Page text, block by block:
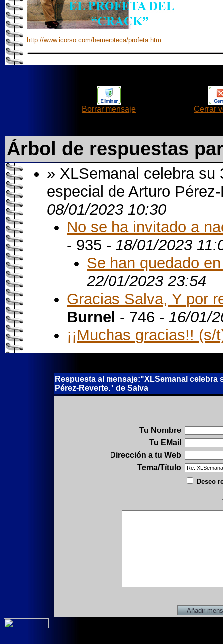
http://www.icorso.com/hemeroteca/profeta.htm
Borrar mensaje Cerrar
Árbol de respuestas
» XLSemanal celebra su
especial de Arturo
08/01/2023 10:30
No se ha invitado a
- 935 - 18/01/2023
Se han quedado
22/01/2023 23:54
Gracias Salva, Y por
Burnel - 746 - 16/01/
¡¡Muchas gracias!! (s/
Respuesta al mensaje:"XLSemanal
Pérez-Reverte." de Salva
Tu Nombre
Tu EMail
Dirección a tu Web
Tema/Título
Deseo